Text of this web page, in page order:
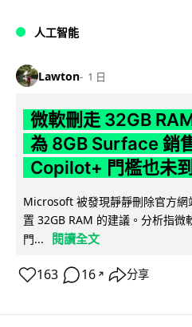
人工智能
Lawton 1 日
微軟刪走 32GB
為 8GB Surface 銷
Copilot+ 門檻也未到
Microsoft 被發現靜靜刪除官方網
置 32GB RAM 的建議。分析指微
門...
閱讀全文
163 16 ↗ 分享